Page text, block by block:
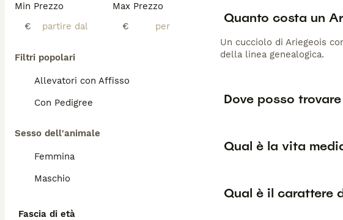
Min Prezzo
€
Max Prezzo
€
Filtri popolari
Allevatori con Affisso
Con Pedigree
Sesso dell'animale
Femmina
Maschio
Fascia di età
Quanto costa un
Un cucciolo di Ariegeois
della linea genealogica.
Dove posso
Qual è la vita
Qual è il carattere